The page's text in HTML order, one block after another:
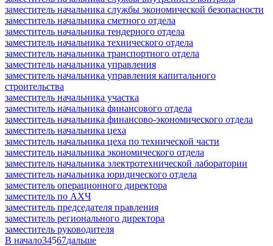
заместитель начальника службы экономической безопасности
заместитель начальника сметного отдела
заместитель начальника тендерного отдела
заместитель начальника технического отдела
заместитель начальника транспортного отдела
заместитель начальника управления
заместитель начальника управления капитального
строительства
заместитель начальника участка
заместитель начальника финансового отдела
заместитель начальника финансово-экономического отдела
заместитель начальника цеха
заместитель начальника цеха по технической части
заместитель начальника экономического отдела
заместитель начальника электротехнической лаборатории
заместитель начальника юридического отдела
заместитель операционного директора
заместитель по АХЧ
заместитель председателя правления
заместитель регионального директора
заместитель руководителя
В начало34567дальше